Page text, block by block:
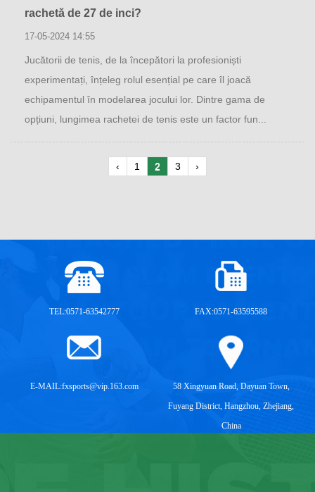
rachetă de 27 de inci?
17-05-2024 14:55
Jucătorii de tenis, de la începători la profesioniști
experimentați, înțeleg rolul esențial pe care îl joacă
echipamentul în modelarea jocului lor. Dintre gama de
opțiuni, lungimea rachetei de tenis este un factor fun...
‹ 1 2 3 ›
TEL:0571-63542777 FAX:0571-63595588
E-MAIL:fxsports@vip.163.com
58 Xingyuan Road, Dayuan Town,
Fuyang District, Hangzhou, Zhejiang,
China